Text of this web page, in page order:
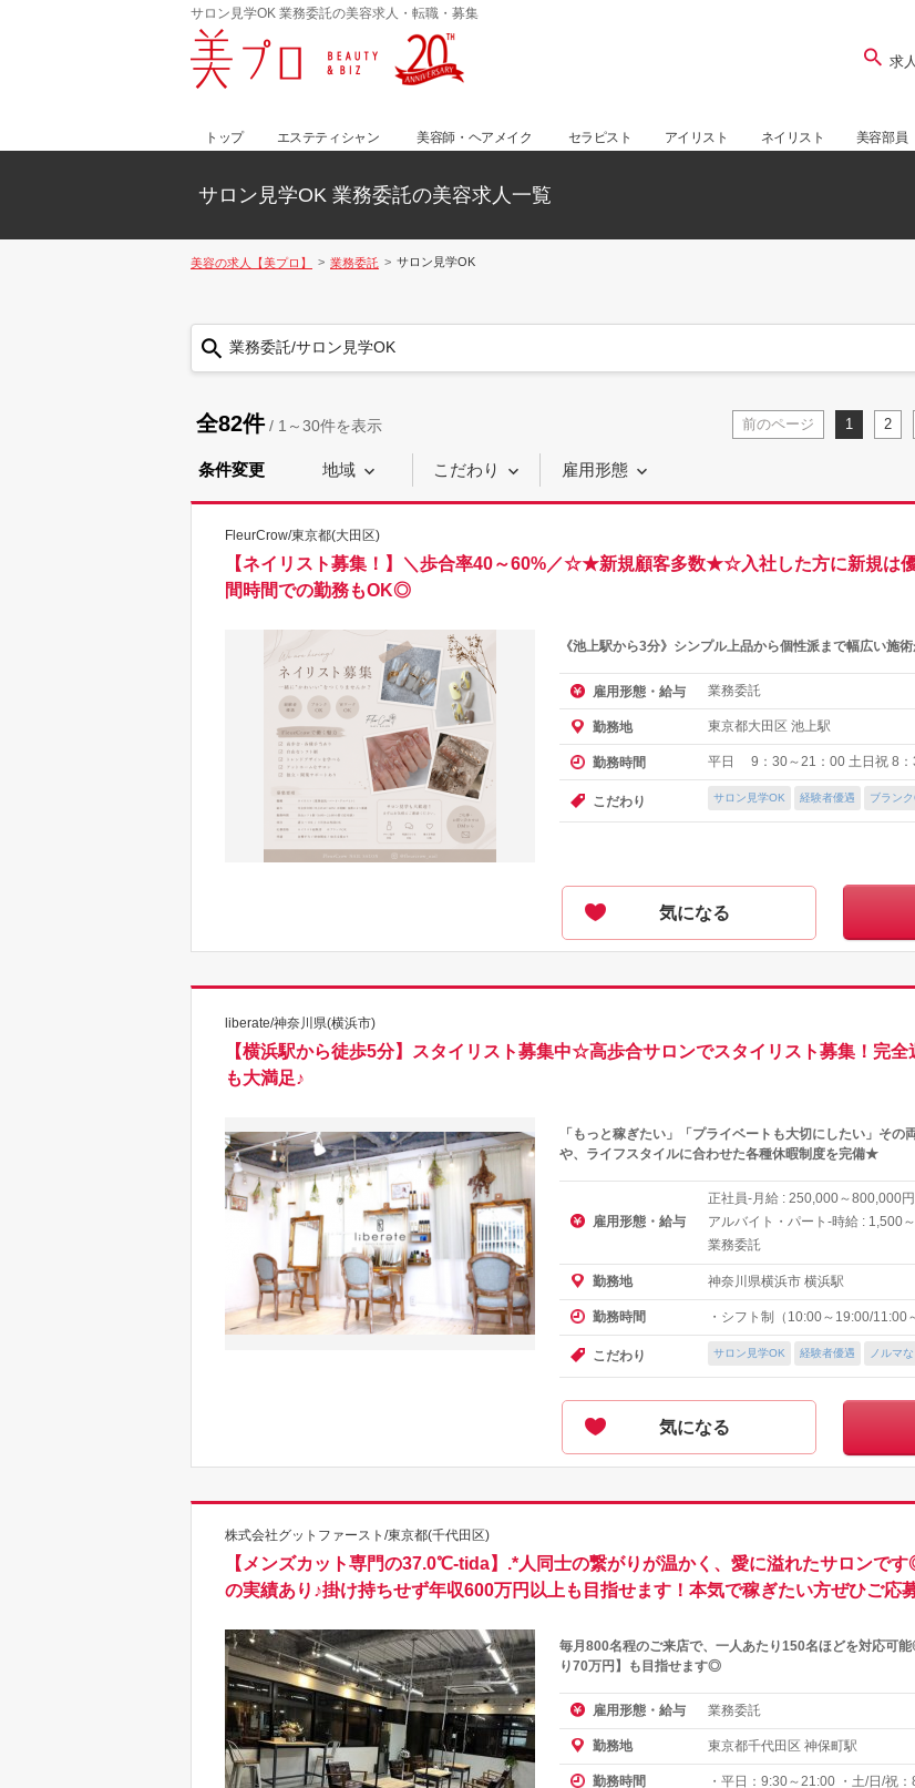
サロン見学OK 業務委託の美容求人・転職・募集
求
トップ エステティシャン 美容師・ヘアメイク セラピスト アイリスト ネイリスト 美容部員
サロン見学OK 業務委託の美容求人一覧
美容の求人【美プロ】 業務委託 サロン見学OK
業務委託/サロン見学OK
全82件/ 1～30件を表示 前のページ 1 2
条件変更 地域 こだわり 雇用形態
FleurCrow/東京都(大田区)
【ネイリスト募集！】＼歩合率40～60%／☆★新規顧客多数★☆入社した方に新規は
間時間での勤務もOK◎
《池上駅から3分》シンプル上品から個性派まで幅広い
雇用形態・給与 業務委託
勤務地 東京都大田区 池上駅
勤務時間 平日 9：30～21：00 土日祝 8
こだわり サロン見学OK 経験者優遇 ブラン
気になる
liberate/神奈川県(横浜市)
【横浜駅から徒歩5分】スタイリスト募集中☆高歩合サロンでスタイリスト募集！完
も大満足♪
「もっと稼ぎたい」「プライベートも大切にしたい」そ
や、ライフスタイルに合わせた各種休暇制度を完備★
雇用形態・給与
正社員-月給 : 250,000～800,000円
アルバイト・パート-時給 : 1,500～
業務委託
勤務地 神奈川県横浜市 横浜駅
勤務時間 ・シフト制（10:00～19:00/11:00
こだわり サロン見学OK 経験者優遇 ノルマな
気になる
株式会社グットファースト/東京都(千代田区)
【メンズカット専門の37.0℃-tida】.*人同士の繋がりが温かく、愛に溢れたサロンで
の実績あり♪掛け持ちせず年収600万円以上も目指せます！本気で稼ぎたい方ぜひご応
毎月800名程のご来店で、一人あたり150名ほどを対応可
り70万円】も目指せます◎
雇用形態・給与 業務委託
勤務地 東京都千代田区 神保町駅
勤務時間 ・平日：9:30～21:00 ・土/日/祝